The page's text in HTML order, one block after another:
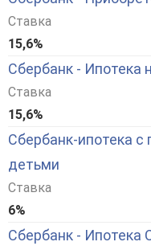
Ставка
15,6%
Сбербанк - Ипотека
Ставка
15,6%
Сбербанк-ипотека
детьми
Ставка
6%
Сбербанк - Ипотека